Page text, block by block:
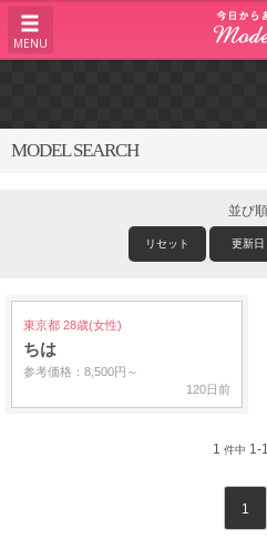
MENU
MODEL SEARCH
並び順
リセット 更新日
東京都 28歳(女性)
ちは
参考価格：8,500円～
120日前
1 件中 1-1
1